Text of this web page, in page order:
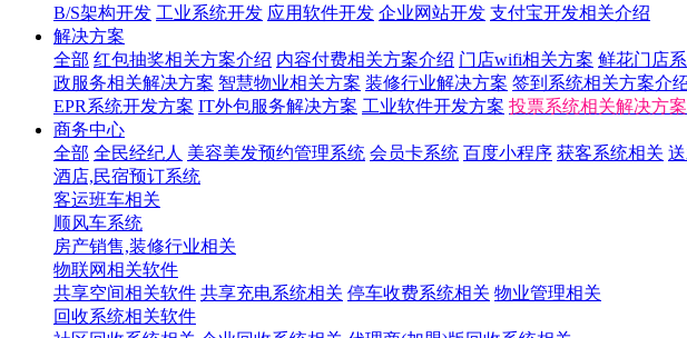
B/S架构开发 工业系统开发 应用软件开发 企业网站开发 支付宝开发相关介绍
解决方案
全部 红包抽奖相关方案介绍 内容付费相关方案介绍 门店wifi相关方案 鲜花门店
政服务相关解决方案 智慧物业相关方案 装修行业解决方案 签到系统相关方案介
EPR系统开发方案 IT外包服务解决方案 工业软件开发方案 投票系统相关解决方案
商务中心
全部 全民经纪人 美容美发预约管理系统 会员卡系统 百度小程序 获客系统相关
酒店,民宿预订系统
客运班车相关
顺风车系统
房产销售,装修行业相关
物联网相关软件
共享空间相关软件 共享充电系统相关 停车收费系统相关 物业管理相关
回收系统相关软件